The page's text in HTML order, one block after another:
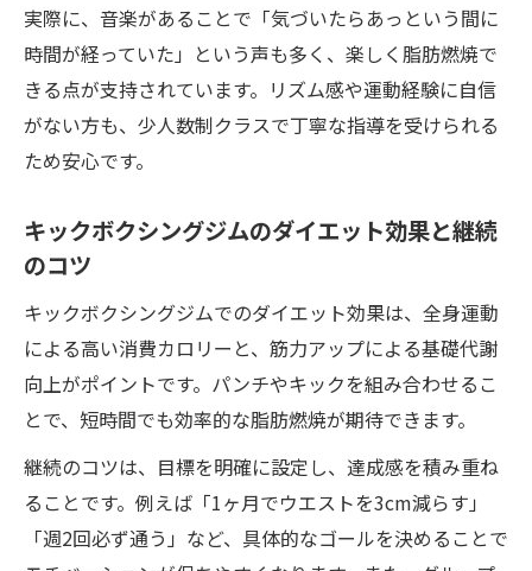
実際に、音楽があることで「気づいたらあっという間に
時間が経っていた」という声も多く、楽しく脂肪燃焼で
きる点が支持されています。リズム感や運動経験に自信
がない方も、少人数制クラスで丁寧な指導を受けられる
ため安心です。
キックボクシングジムのダイエット効果と継続
のコツ
キックボクシングジムでのダイエット効果は、全身運動
による高い消費カロリーと、筋力アップによる基礎代謝
向上がポイントです。パンチやキックを組み合わせるこ
とで、短時間でも効率的な脂肪燃焼が期待できます。
継続のコツは、目標を明確に設定し、達成感を積み重ね
ることです。例えば「1ヶ月でウエストを3cm減らす」
「週2回必ず通う」など、具体的なゴールを決めることで